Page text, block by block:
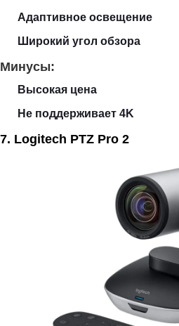
Адаптивное освещение
Широкий угол обзора
Минусы:
Высокая цена
Не поддерживает 4K
7. Logitech PTZ Pro 2